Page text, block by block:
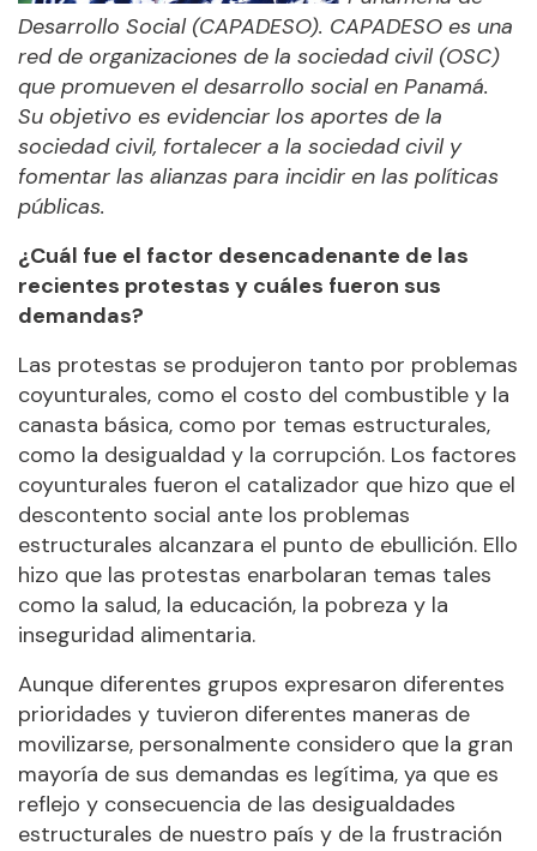
Desarrollo Social (CAPADESO). CAPADESO es una
red de organizaciones de la sociedad civil (OSC)
que promueven el desarrollo social en Panamá.
Su objetivo es evidenciar los aportes de la
sociedad civil, fortalecer a la sociedad civil y
fomentar las alianzas para incidir en las políticas
públicas.
¿Cuál fue el factor desencadenante de las
recientes protestas y cuáles fueron sus
demandas?
Las protestas se produjeron tanto por problemas
coyunturales, como el costo del combustible y la
canasta básica, como por temas estructurales,
como la desigualdad y la corrupción. Los factores
coyunturales fueron el catalizador que hizo que el
descontento social ante los problemas
estructurales alcanzara el punto de ebullición. Ello
hizo que las protestas enarbolaran temas tales
como la salud, la educación, la pobreza y la
inseguridad alimentaria.
Aunque diferentes grupos expresaron diferentes
prioridades y tuvieron diferentes maneras de
movilizarse, personalmente considero que la gran
mayoría de sus demandas es legítima, ya que es
reflejo y consecuencia de las desigualdades
estructurales de nuestro país y de la frustración